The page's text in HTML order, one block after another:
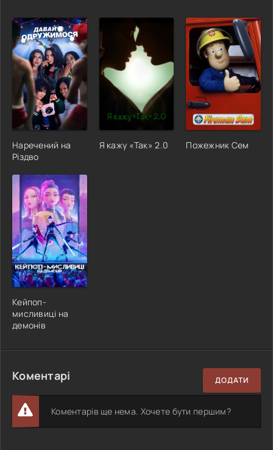
Наречений на
Різдво
Я кажу «Так» 2.0 Пожежник Сем
Кейпоп-
мисливиці на
демонів
Коментарі ДОДАТИ
Коментарів ще нема. Хочете бути першим?